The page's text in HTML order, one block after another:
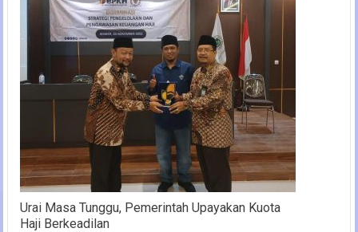
Urai Masa Tunggu, Pemerintah Upayakan Kuota
Haji Berkeadilan